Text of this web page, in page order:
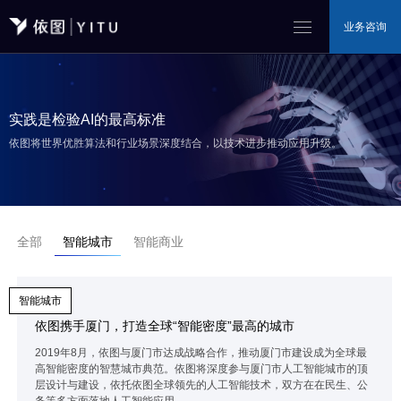
业务咨询
实践是检验AI的最高标准
依图将世界优胜算法和行业场景深度结合，以技术进步推动应用升级。
全部 智能城市 智能商业
依图携手厦门，打造全球“智能密度”最高的城市
2019年8月，依图与厦门市达成战略合作，推动厦门市建设成为全球最
高智能密度的智慧城市典范。依图将深度参与厦门市人工智能城市的顶
层设计与建设，依托依图全球领先的人工智能技术，双方在在民生、公
智能城市